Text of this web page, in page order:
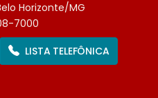
Horizonte/MG
7000
LISTA TELEFÔNICA